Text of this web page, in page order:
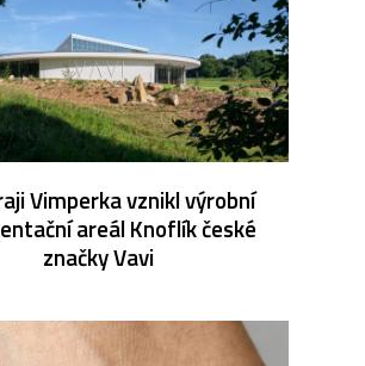
Vimperka vznikl výrobní
areál Knoflík české
značky Vavi